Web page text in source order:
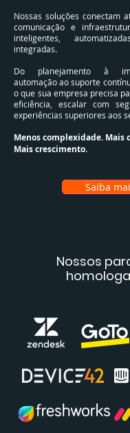
Nossas soluções conectam
comunicação e
inteligentes,
integradas.
Do planejamento à
automação ao suporte
o que sua empresa precisa
eficiência, escalar com
experiências superiores aos
Menos complexidade. Mais
Mais crescimento.
Saiba
Nossos